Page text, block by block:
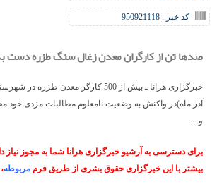
کد خبر : 950921118
صدها تن از کارگران معدن زغال سنگ طزره دست
آذر ماه)در واکنش به وضعیت نامعلوم مطالبات مزدی خود
و...
برای دسترسی به آرشیو خبرگزاری هرانا شما به مجوز نیاز
بیشتر با این خبرگزاری حقوق بشری از طریق فرم مربوطه